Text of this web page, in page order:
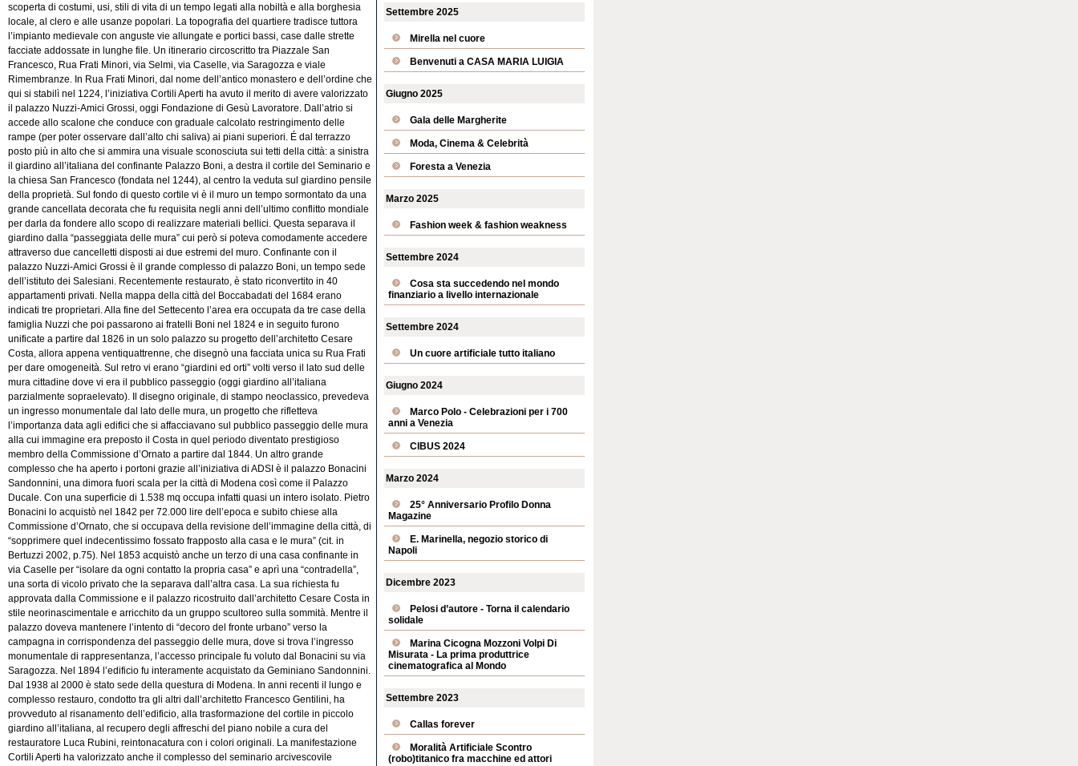
scoperta di costumi, usi, stili di vita di un tempo legati alla nobiltà e alla borghesia
locale, al clero e alle usanze popolari. La topografia del quartiere tradisce tuttora
l’impianto medievale con anguste vie allungate e portici bassi, case dalle strette
facciate addossate in lunghe file. Un itinerario circoscritto tra Piazzale San
Francesco, Rua Frati Minori, via Selmi, via Caselle, via Saragozza e viale
Rimembranze. In Rua Frati Minori, dal nome dell’antico monastero e dell’ordine che
qui si stabilì nel 1224, l’iniziativa Cortili Aperti ha avuto il merito di avere valorizzato
il palazzo Nuzzi-Amici Grossi, oggi Fondazione di Gesù Lavoratore. Dall’atrio si
accede allo scalone che conduce con graduale calcolato restringimento delle
rampe (per poter osservare dall’alto chi saliva) ai piani superiori. É dal terrazzo
posto più in alto che si ammira una visuale sconosciuta sui tetti della città: a sinistra
il giardino all’italiana del confinante Palazzo Boni, a destra il cortile del Seminario e
la chiesa San Francesco (fondata nel 1244), al centro la veduta sul giardino pensile
della proprietà. Sul fondo di questo cortile vi è il muro un tempo sormontato da una
grande cancellata decorata che fu requisita negli anni dell’ultimo conflitto mondiale
per darla da fondere allo scopo di realizzare materiali bellici. Questa separava il
giardino dalla “passeggiata delle mura” cui però si poteva comodamente accedere
attraverso due cancelletti disposti ai due estremi del muro. Confinante con il
palazzo Nuzzi-Amici Grossi è il grande complesso di palazzo Boni, un tempo sede
dell’istituto dei Salesiani. Recentemente restaurato, è stato riconvertito in 40
appartamenti privati. Nella mappa della città del Boccabadati del 1684 erano
indicati tre proprietari. Alla fine del Settecento l’area era occupata da tre case della
famiglia Nuzzi che poi passarono ai fratelli Boni nel 1824 e in seguito furono
unificate a partire dal 1826 in un solo palazzo su progetto dell’architetto Cesare
Costa, allora appena ventiquattrenne, che disegnò una facciata unica su Rua Frati
per dare omogeneità. Sul retro vi erano “giardini ed orti” volti verso il lato sud delle
mura cittadine dove vi era il pubblico passeggio (oggi giardino all’italiana
parzialmente sopraelevato). Il disegno originale, di stampo neoclassico, prevedeva
un ingresso monumentale dal lato delle mura, un progetto che rifletteva
l’importanza data agli edifici che si affacciavano sul pubblico passeggio delle mura
alla cui immagine era preposto il Costa in quel periodo diventato prestigioso
membro della Commissione d’Ornato a partire dal 1844. Un altro grande
complesso che ha aperto i portoni grazie all’iniziativa di ADSI è il palazzo Bonacini
Sandonnini, una dimora fuori scala per la città di Modena così come il Palazzo
Ducale. Con una superficie di 1.538 mq occupa infatti quasi un intero isolato. Pietro
Bonacini lo acquistò nel 1842 per 72.000 lire dell’epoca e subito chiese alla
Commissione d’Ornato, che si occupava della revisione dell’immagine della città, di
“sopprimere quel indecentissimo fossato frapposto alla casa e le mura” (cit. in
Bertuzzi 2002, p.75). Nel 1853 acquistò anche un terzo di una casa confinante in
via Caselle per “isolare da ogni contatto la propria casa” e aprì una “contradella”,
una sorta di vicolo privato che la separava dall’altra casa. La sua richiesta fu
approvata dalla Commissione e il palazzo ricostruito dall’architetto Cesare Costa in
stile neorinascimentale e arricchito da un gruppo scultoreo sulla sommità. Mentre il
palazzo doveva mantenere l’intento di “decoro del fronte urbano” verso la
campagna in corrispondenza del passeggio delle mura, dove si trova l’ingresso
monumentale di rappresentanza, l’accesso principale fu voluto dal Bonacini su via
Saragozza. Nel 1894 l’edificio fu interamente acquistato da Geminiano Sandonnini.
Dal 1938 al 2000 è stato sede della questura di Modena. In anni recenti il lungo e
complesso restauro, condotto tra gli altri dall’architetto Francesco Gentilini, ha
provveduto al risanamento dell’edificio, alla trasformazione del cortile in piccolo
giardino all’italiana, al recupero degli affreschi del piano nobile a cura del
restauratore Luca Rubini, reintonacatura con i colori originali. La manifestazione
Cortili Aperti ha valorizzato anche il complesso del seminario arcivescovile
Settembre 2025
Mirella nel cuore
Benvenuti a CASA MARIA LUIGIA
Giugno 2025
Gala delle Margherite
Moda, Cinema & Celebrità
Foresta a Venezia
Marzo 2025
Fashion week & fashion weakness
Settembre 2024
Cosa sta succedendo nel mondo
finanziario a livello internazionale
Settembre 2024
Un cuore artificiale tutto italiano
Giugno 2024
Marco Polo - Celebrazioni per i 700
anni a Venezia
CIBUS 2024
Marzo 2024
25° Anniversario Profilo Donna
Magazine
E. Marinella, negozio storico di
Napoli
Dicembre 2023
Pelosi d’autore - Torna il calendario
solidale
Marina Cicogna Mozzoni Volpi Di
Misurata - La prima produttrice
cinematografica al Mondo
Settembre 2023
Callas forever
Moralità Artificiale Scontro
(robo)titanico fra macchine ed attori